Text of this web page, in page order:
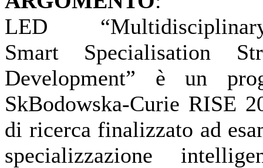
LED
Smart
Specialisation
Development” è un
SkBodowska-Curie RISE
di ricerca finalizzato ad
specializzazione